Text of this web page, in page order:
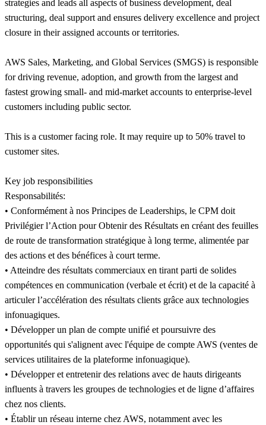
strategies and leads all aspects of business development, deal
structuring, deal support and ensures delivery excellence and project
closure in their assigned accounts or territories.
AWS Sales, Marketing, and Global Services (SMGS) is responsible
for driving revenue, adoption, and growth from the largest and
fastest growing small- and mid-market accounts to enterprise-level
customers including public sector.
This is a customer facing role. It may require up to 50% travel to
customer sites.
Key job responsibilities
Responsabilités:
• Conformément à nos Principes de Leaderships, le CPM doit
Privilégier l’Action pour Obtenir des Résultats en créant des feuilles
de route de transformation stratégique à long terme, alimentée par
des actions et des bénéfices à court terme.
• Atteindre des résultats commerciaux en tirant parti de solides
compétences en communication (verbale et écrit) et de la capacité à
articuler l’accélération des résultats clients grâce aux technologies
infonuagiques.
• Développer un plan de compte unifié et poursuivre des
opportunités qui s'alignent avec l'équipe de compte AWS (ventes de
services utilitaires de la plateforme infonuagique).
• Développer et entretenir des relations avec de hauts dirigeants
influents à travers les groupes de technologies et de ligne d’affaires
chez nos clients.
• Établir un réseau interne chez AWS, notamment avec les